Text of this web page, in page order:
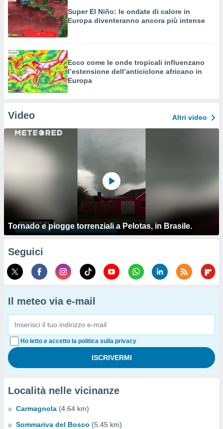
Super El Niño: le ondate di calore in
Europa diventeranno ancora più intense
Ecco come le onde tropicali influenzano
l’estensione dell’anticiclone africano in
Europa
Video Altri video
Tornado e piogge torrenziali a Pelotas, in Brasile.
Seguici
Il meteo via e-mail
Ho letto e accetto la politica sulla privacy
Località nelle vicinanze
Carmagnola (4.64 km)
Sommariva del Bosco (5.45 km)